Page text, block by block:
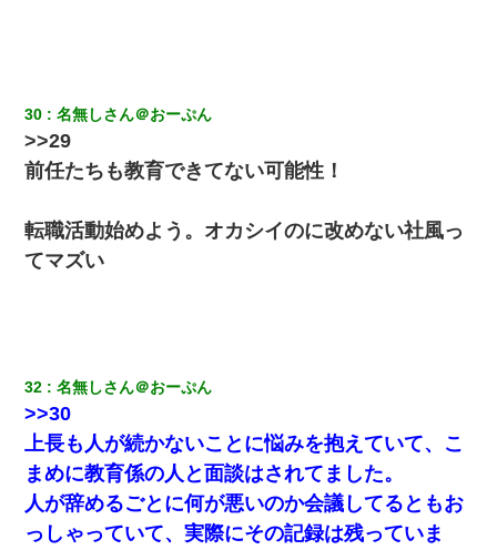
30 名無しさん＠おーぷん
>>29
前任たちも教育できてない可能性！
転職活動始めよう。オカシイのに改めない社風っ
てマズい
32 名無しさん＠おーぷん
>>30
上長も人が続かないことに悩みを抱えていて、こ
まめに教育係の人と面談はされてました。
人が辞めるごとに何が悪いのか会議してるともお
っしゃっていて、実際にその記録は残っていま